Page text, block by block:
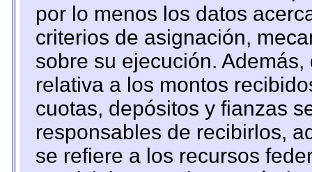
por lo menos los datos
criterios de asignación,
sobre su ejecución.
relativa a los montos
cuotas, depósitos y fianzas
responsables de recibirlos,
se refiere a los recursos